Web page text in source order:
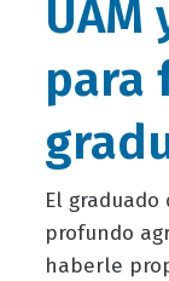
UAM
para
El graduado
profundo
haberle